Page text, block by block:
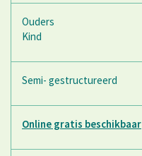
Ouders
Kind
Semi- gestructureerd
Online gratis beschikbaar